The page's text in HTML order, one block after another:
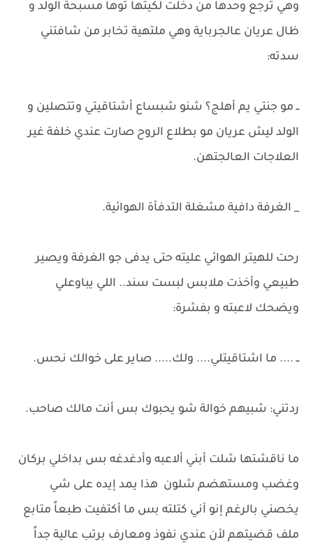
وهي ترجع وحدها من دخلت لكيتها توها مسبحة الولد و
ظال عريان عالجرباية وهي ملتهية تخابر من شافتني
سدته:
ــ مو جنتي يم أهلج؟ شنو شبساع أشتاقيتي وتتصلين و
الولد ليش عريان مو بطلاع الروح صارت عندي خلفة غير
العلاجات العالجتهن.
_ الغرفة دافية مشغلة التدفأة الهوائية.
رحت للهيتر الهوائي عليته حتى يدفى جو الغرفة ويصير
طبيعي وأخذت ملابس لبست سند.. اللي يباوعلي
ويضحك لاعبته و بفشرة:
ــ .... ما اشتاقيتلي.... ولك..... صاير على خوالك نحس.
ردتني: شبيهم خوالة شو يحبوك بس أنت مالك صاحب.
ما ناقشتها شلت أبني ألاعبه وأدغدغه بس بداخلي بركان
وغضب ومستهضم شلون هذا يمد إيده على شي
يخصني بالرغم إنو آني كتلته بس ما أكتفيت ​طبعاً متابع
ملف قضيتهم لأن عندي نفوذ ومعارف برتب عالية جداً